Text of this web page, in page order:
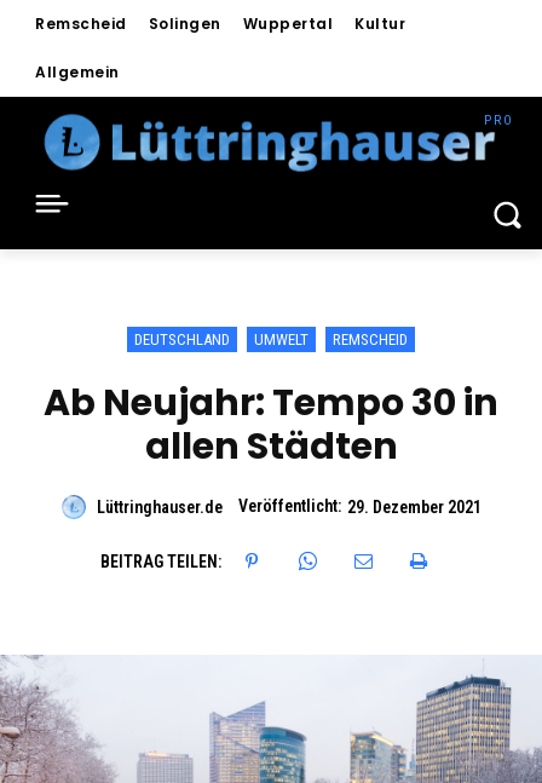
Remscheid Solingen Wuppertal Kultur
Allgemein
DEUTSCHLAND UMWELT REMSCHEID
Ab Neujahr: Tempo 30 in
allen Städten
Lüttringhauser.de Veröffentlicht: 29. Dezember 2021
BEITRAG TEILEN: